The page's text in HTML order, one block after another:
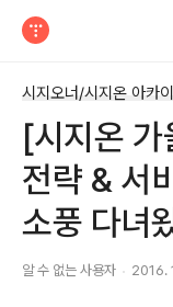
시지오너/시지온 아카
[시지온
전략 & 서
소풍 다녀
알 수 없는 사용자 2016.